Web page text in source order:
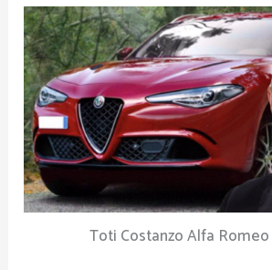
Toti Costanzo Alfa